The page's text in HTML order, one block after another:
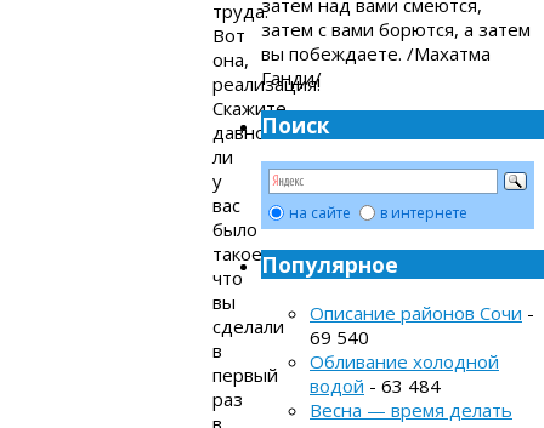
труда.
Вот
она,
реализация!
Скажите,
давно
ли
у
вас
было
такое,
что
вы
сделали
в
первый
раз
в
затем с вами борются, а затем
вы побеждаете. /Махатма
Ганди/
Поиск
на сайте в интернете
Популярное
Описание районов Сочи -
69 540
Обливание холодной
водой - 63 484
Весна — время делать